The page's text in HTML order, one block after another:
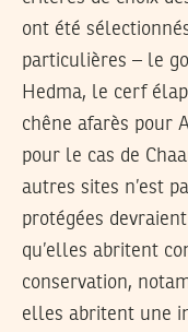
ont été
particulières – le
Hedma, le cerf
chêne afarès pour
pour le cas de
autres sites n’est
protégées
qu’elles abritent
conservation,
elles abritent une